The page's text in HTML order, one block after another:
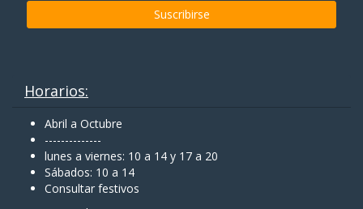
Horarios:
Abril a Octubre
--------------
lunes a viernes: 10 a 14 y 17 a 20
Sábados: 10 a 14
Consultar festivos